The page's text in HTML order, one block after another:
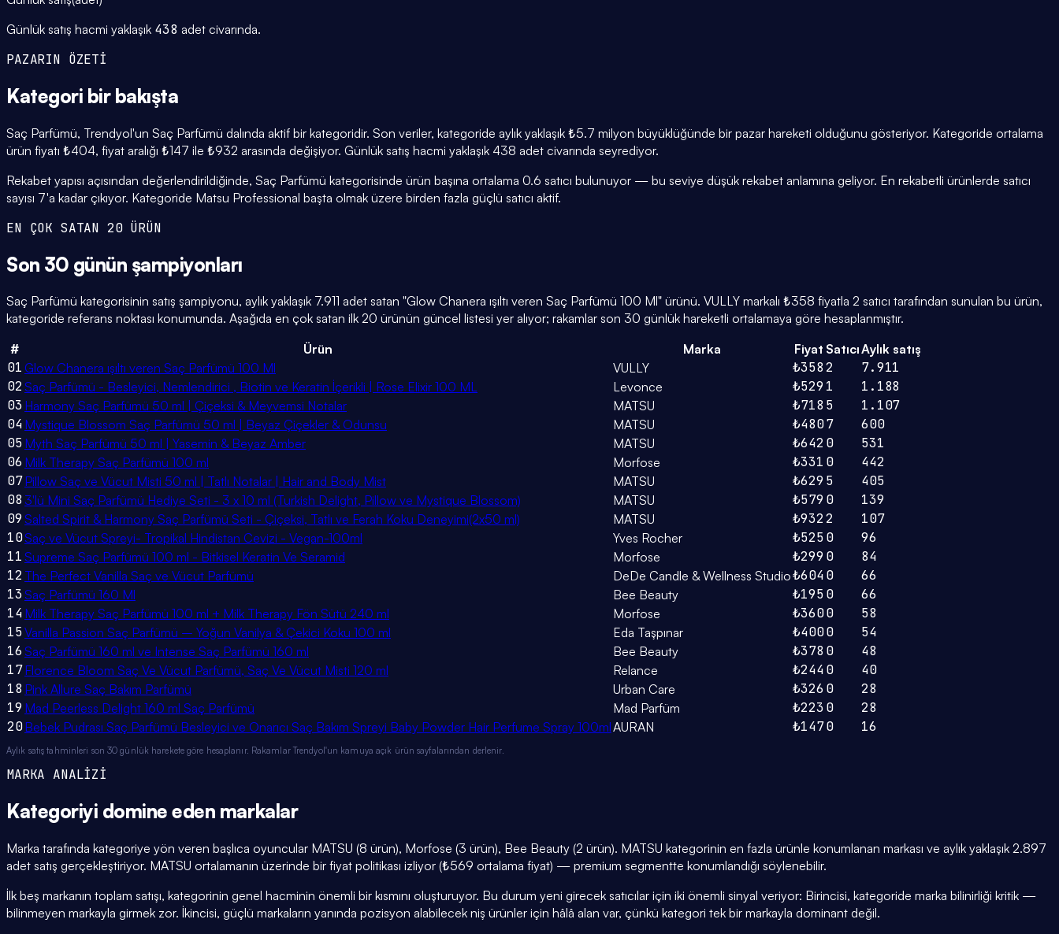
Günlük satış hacmi yaklaşık 438 adet civarında.
PAZARIN ÖZETİ
Kategori bir bakışta
Saç Parfümü, Trendyol'un Saç Parfümü dalında aktif bir kategoridir. Son veriler, kategoride aylık yaklaşık ₺5.7 milyon büyüklüğünde bir pazar hareketi olduğunu gösteriyor. Kategoride ortalama
ürün fiyatı ₺404, fiyat aralığı ₺147 ile ₺932 arasında değişiyor. Günlük satış hacmi yaklaşık 438 adet civarında seyrediyor.
Rekabet yapısı açısından değerlendirildiğinde, Saç Parfümü kategorisinde ürün başına ortalama 0.6 satıcı bulunuyor — bu seviye düşük rekabet anlamına geliyor. En rekabetli ürünlerde satıcı
sayısı 7'a kadar çıkıyor. Kategoride Matsu Professional başta olmak üzere birden fazla güçlü satıcı aktif.
EN ÇOK SATAN 20 ÜRÜN
Son 30 günün şampiyonları
Saç Parfümü kategorisinin satış şampiyonu, aylık yaklaşık 7.911 adet satan "Glow Chanera ışıltı veren Saç Parfümü 100 Ml" ürünü. VULLY markalı ₺358 fiyatla 2 satıcı tarafından sunulan bu ürün,
kategoride referans noktası konumunda. Aşağıda en çok satan ilk 20 ürünün güncel listesi yer alıyor; rakamlar son 30 günlük hareketli ortalamaya göre hesaplanmıştır.
#
Ürün Marka Fiyat SatıcıAylık satış
01 Glow Chanera ışıltı veren Saç Parfümü 100 Ml VULLY ₺3582
7.911
02 Saç Parfümü - Besleyici, Nemlendirici , Biotin ve Keratin İçerikli | Rose Elixir 100 ML Levonce ₺529 1
1.188
03 Harmony Saç Parfümü 50 ml | Çiçeksi & Meyvemsi Notalar MATSU ₺718 5
1.107
04 Mystique Blossom Saç Parfümü 50 ml | Beyaz Çiçekler & Odunsu MATSU ₺4807
600
05 Myth Saç Parfümü 50 ml | Yasemin & Beyaz Amber MATSU ₺642 0
531
06 Milk Therapy Saç Parfümü 100 ml Morfose ₺331 0
442
07Pillow Saç ve Vücut Misti 50 ml | Tatlı Notalar | Hair and Body Mist MATSU ₺629 5
405
08 3'lü Mini Saç Parfümü Hediye Seti - 3 x 10 ml (Turkish Delight, Pillow ve Mystique Blossom) MATSU ₺579 0
139
09 Salted Spirit & Harmony Saç Parfümü Seti - Çiçeksi, Tatlı ve Ferah Koku Deneyimi(2x50 ml) MATSU ₺9322
107
10Saç ve Vücut Spreyi- Tropikal Hindistan Cevizi - Vegan-100ml Yves Rocher ₺5250
96
11 Supreme Saç Parfümü 100 ml - Bitkisel Keratin Ve Seramid Morfose ₺299 0
84
12 The Perfect Vanilla Saç ve Vücut Parfümü DeDe Candle & Wellness Studio₺6040
66
13Saç Parfümü 160 Ml Bee Beauty ₺1950
66
14 Milk Therapy Saç Parfümü 100 ml + Milk Therapy Fön Sütü 240 ml Morfose ₺3600
58
15Vanilla Passion Saç Parfümü – Yoğun Vanilya & Çekici Koku 100 ml Eda Taşpınar ₺4000
54
16 Saç Parfümü 160 ml ve Intense Saç Parfümü 160 ml Bee Beauty ₺378 0
48
17Florence Bloom Saç Ve Vücut Parfümü, Saç Ve Vücut Misti 120 ml Relance ₺2440
40
18 Pink Allure Saç Bakım Parfümü Urban Care ₺326 0
28
19 Mad Peerless Delight 160 ml Saç Parfümü Mad Parfüm ₺2230
28
20Bebek Pudrası Saç Parfümü Besleyici ve Onarıcı Saç Bakım Spreyi Baby Powder Hair Perfume Spray 100mlAURAN ₺1470 16
Aylık satış tahminleri son 30 günlük harekete göre hesaplanır. Rakamlar Trendyol'un kamuya açık ürün sayfalarından derlenir.
MARKA ANALİZİ
Kategoriyi domine eden markalar
Marka tarafında kategoriye yön veren başlıca oyuncular MATSU (8 ürün), Morfose (3 ürün), Bee Beauty (2 ürün). MATSU kategorinin en fazla ürünle konumlanan markası ve aylık yaklaşık 2.897
adet satış gerçekleştiriyor. MATSU ortalamanın üzerinde bir fiyat politikası izliyor (₺569 ortalama fiyat) — premium segmentte konumlandığı söylenebilir.
İlk beş markanın toplam satışı, kategorinin genel hacminin önemli bir kısmını oluşturuyor. Bu durum yeni girecek satıcılar için iki önemli sinyal veriyor: Birincisi, kategoride marka bilinirliği kritik —
bilinmeyen markayla girmek zor. İkincisi, güçlü markaların yanında pozisyon alabilecek niş ürünler için hâlâ alan var, çünkü kategori tek bir markayla dominant değil.